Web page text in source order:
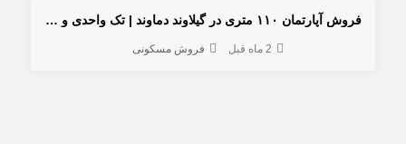
فروش آپارتمان ۱۱۰ متری در گیلاوند دماوند | تک واحدی و خوش‌نور
فروش مسکونی